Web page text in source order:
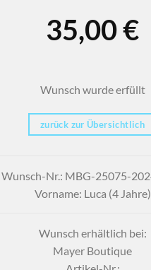
35,00€
Wunsch wurde erfüllt
zurück zur Übersichtlich
Wunsch-Nr.: MBG-25075-
Vorname: Luca (4 Jahre)
Wunsch erhältlich bei:
Mayer Boutique